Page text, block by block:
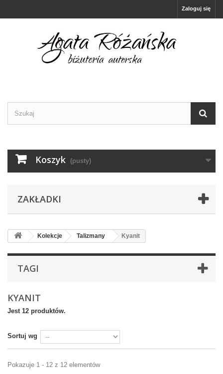
Zaloguj się
Koszyk (pusty)
ZAKŁADKI
Kolekcje Talizmany Kyanit
TAGI
KYANIT
Jest 12 produktów.
Sortuj wg
Pokazuje 1 - 12 z 12 elementów